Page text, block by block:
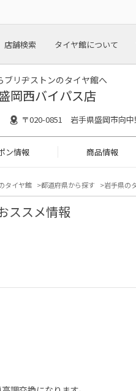
店舗検索 タイヤ館について
ブリヂストンのタイヤ館へ
岡西バイパス店
〒020-0851 岩手県盛岡市向中
ン情報 商品情報
タイヤ館 都道府県から探す 岩手県の
ススメ情報